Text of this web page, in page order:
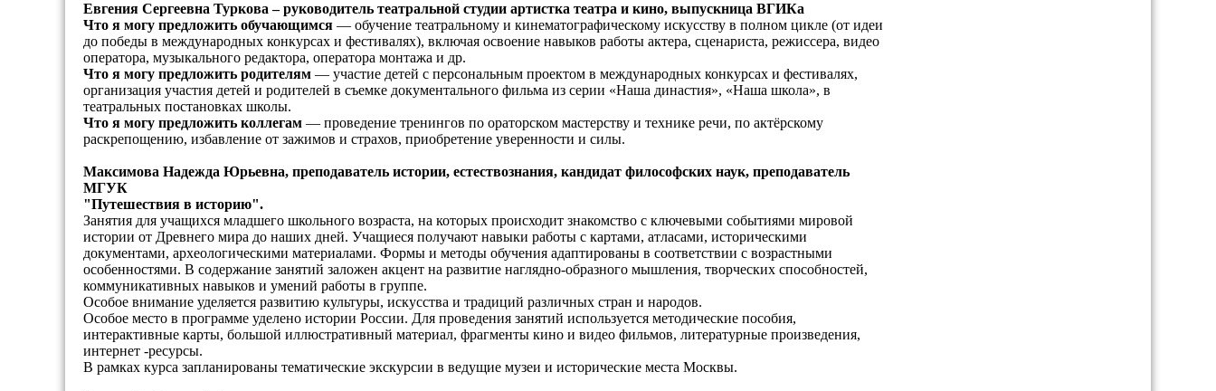
Евгения Сергеевна Туркова – руководитель театральной студии артистка театра и кино, выпускница ВГИКа
Что я могу предложить обучающимся — обучение театральному и кинематографическому искусству в полном цикле (от идеи
до победы в международных конкурсах и фестивалях), включая освоение навыков работы актера, сценариста, режиссера, видео
оператора, музыкального редактора, оператора монтажа и др.
Что я могу предложить родителям — участие детей с персональным проектом в международных конкурсах и фестивалях,
организация участия детей и родителей в съемке документального фильма из серии «Наша династия», «Наша школа», в
театральных постановках школы.
Что я могу предложить коллегам — проведение тренингов по ораторском мастерству и технике речи, по актёрскому
раскрепощению, избавление от зажимов и страхов, приобретение уверенности и силы.
Максимова Надежда Юрьевна, преподаватель истории, естествознания, кандидат философских наук, преподаватель
МГУК
"Путешествия в историю".
Занятия для учащихся младшего школьного возраста, на которых происходит знакомство с ключевыми событиями мировой
истории от Древнего мира до наших дней. Учащиеся получают навыки работы с картами, атласами, историческими
документами, археологическими материалами. Формы и методы обучения адаптированы в соответствии с возрастными
особенностями. В содержание занятий заложен акцент на развитие наглядно-образного мышления, творческих способностей,
коммуникативных навыков и умений работы в группе.
Особое внимание уделяется развитию культуры, искусства и традиций различных стран и народов.
Особое место в программе уделено истории России. Для проведения занятий используется методические пособия,
интерактивные карты, большой иллюстративный материал, фрагменты кино и видео фильмов, литературные произведения,
интернет -ресурсы.
В рамках курса запланированы тематические экскурсии в ведущие музеи и исторические места Москвы.